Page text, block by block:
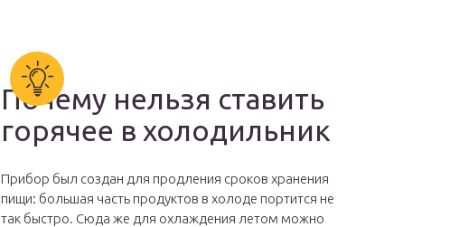
Почему нельзя ставить
горячее в холодильник
Прибор был создан для продления сроков хранения
пищи: большая часть продуктов в холоде портится не
так быстро. Сюда же для охлаждения летом можно